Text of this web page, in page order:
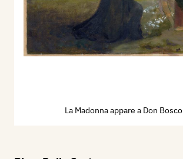
La Madonna appare a Don Bosco